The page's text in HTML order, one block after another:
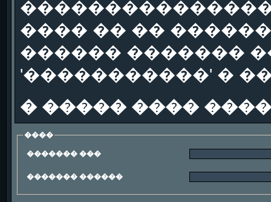
���� �� ��
������ �������
'�����������' �
� ����� ����
����
������� ���
������� ������